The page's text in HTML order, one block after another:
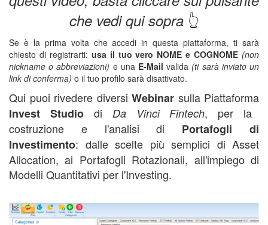
che vedi qui sopra 👆
Se è la prima volta che accedi in questa piattaforma, ti sarà
chiesto di registrarti: usa il tuo vero NOME e COGNOME (non
nickname o abbreviazioni) e una E-Mail valida (ti sarà inviato un
link di conferma) o il tuo profilo sarà disattivato.
Qui puoi rivedere diversi Webinar sulla Piattaforma
Invest Studiodi Da Vinci Fintech, per la
costruzione e l'analisi di Portafogli di
Investimento: dalle scelte più semplici di Asset
Allocation, ai Portafogli Rotazionali, all'impiego di
Modelli Quantitativi per l'Investing.